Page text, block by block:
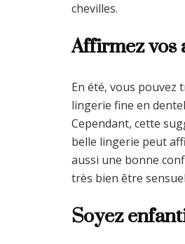
chevilles.
Affirmez
En été, vous pouvez
lingerie fine en
Cependant, cette
belle lingerie peut
aussi une bonne
très bien être
Soyez